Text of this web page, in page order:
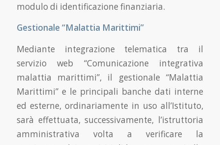
modulo di identificazione finanziaria.
Gestionale “Malattia Marittimi”
Mediante integrazione telematica tra il
servizio web “Comunicazione integrativa
malattia marittimi”, il gestionale “Malattia
Marittimi” e le principali banche dati interne
ed esterne, ordinariamente in uso all’Istituto,
sarà effettuata, successivamente, l’istruttoria
amministrativa volta a verificare la